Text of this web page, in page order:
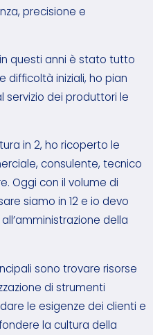
precisione e
questi anni è stato tutto
iniziali, ho pian
dei produttori le
in 2, ho ricoperto le
consulente, tecnico
Oggi con il volume di
siamo in 12 e io devo
della
sono trovare risorse
di strumenti
le esigenze dei clienti e
la cultura della